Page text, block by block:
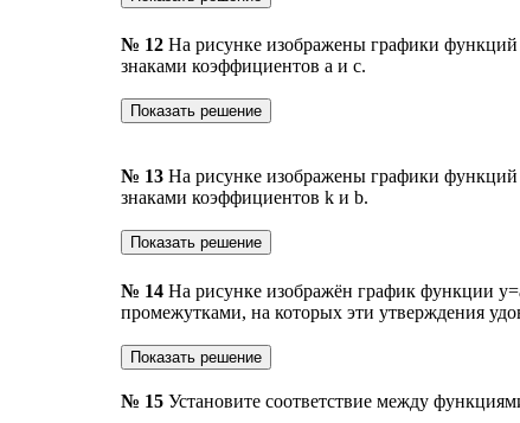
№ 12 На рисунке изображены графики
знаками коэффициентов a и c.
№ 13 На рисунке изображены графики
знаками коэффициентов k и b.
№ 14 На рисунке изображён график функции
промежутками, на которых эти утверждения
№ 15 Установите соответствие между